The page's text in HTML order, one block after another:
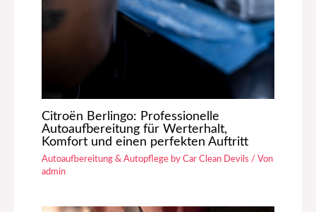
Citroën Berlingo: Professionelle
Autoaufbereitung für Werterhalt,
Komfort und einen perfekten Auftritt
Autoaufbereitung & Autopflege by Car Clean Devils / Von
admin